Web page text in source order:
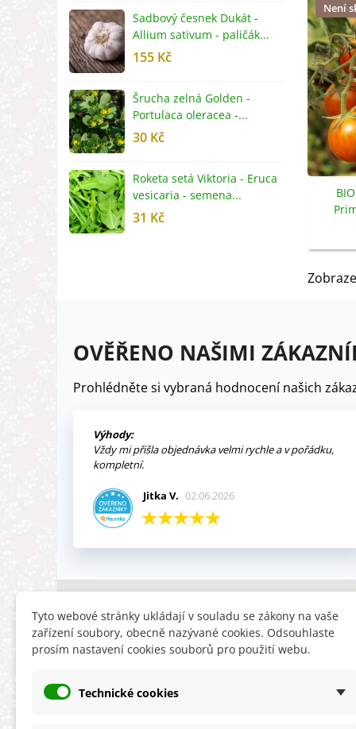
Sadbový česnek Dukát -
Allium sativum - paličák...
155 Kč
Šrucha zelná Golden -
Portulaca oleracea -...
30 Kč
Roketa setá Viktoria - Eruca
vesicaria - semena...
31 Kč
Není
OVĚŘENO NAŠIMI
Prohlédněte si vybraná hodnocení našich
Výhody:
Vždy mi přišla objednávka velmi rychle a v pořádku,
kompletní.
Jitka V. 02.06.2026
INFORMACE
Obchodní podmínky
Ochrana osobních údajů
HLEDÁTE
Slevy
Nyní
Tyto webové stránky ukládají v souladu se zákony na vaše
zařízení soubory, obecně nazývané cookies. Odsouhlaste
prosím nastavení cookies souborů pro použití webu.
Technické cookies